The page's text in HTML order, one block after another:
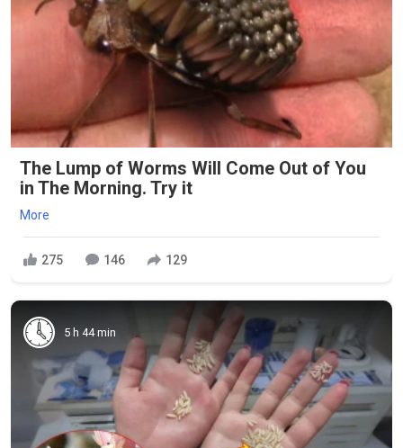
The Lump of Worms Will Come Out of You
in The Morning. Try it
More
275 146 129
5 h 44 min